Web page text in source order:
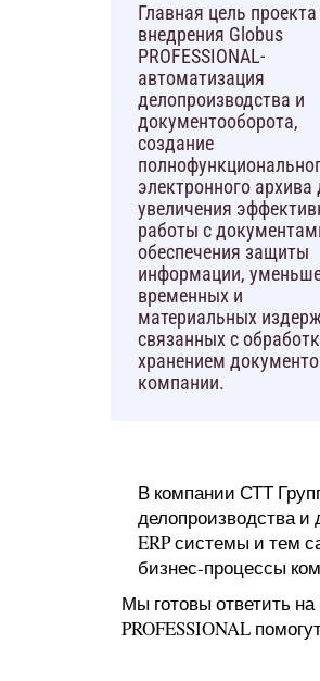
Главная цель проекта
внедрения Globus
PROFESSIONAL-
автоматизация
делопроизводства и
документооборота,
создание
электронного архива
увеличения
работы с
обеспечения защиты
информации,
временных и
материальных
связанных с
хранением
компании.
В компании СТТ
делопроизводства и
ERP системы и тем
бизнес-процессы
Мы готовы ответить
PROFESSIONAL